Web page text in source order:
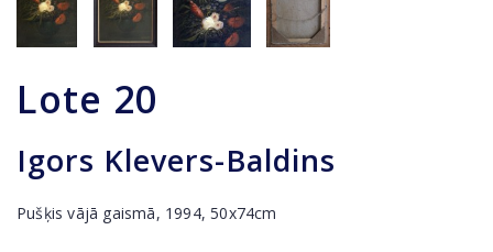
Lote 20
Igors Klevers-Baldins
Pušķis vājā gaismā, 1994, 50x74cm